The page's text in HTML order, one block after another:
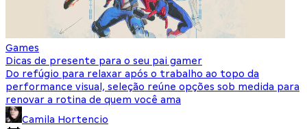
Games
Dicas de presente para o seu pai gamer
Do refúgio para relaxar após o trabalho ao topo da
performance visual, seleção reúne opções sob medida para
renovar a rotina de quem você ama
Camila Hortencio